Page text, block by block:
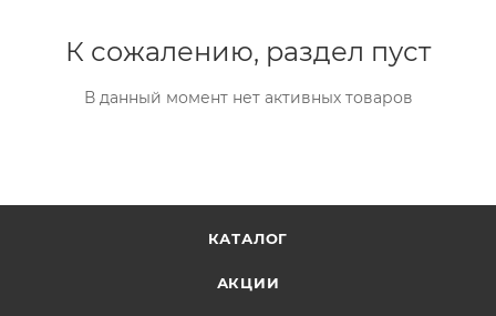
К сожалению, раздел пуст
В данный момент нет активных товаров
КАТАЛОГ
АКЦИИ